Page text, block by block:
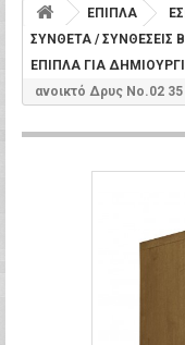
ΕΠΙΠΛΑ
ΣΥΝΘΕΤΑ / ΣΥΝΘΕΣΕΙΣ
ΕΠΙΠΛΑ ΓΙΑ
ανοικτό Δρυς Νο.02 35